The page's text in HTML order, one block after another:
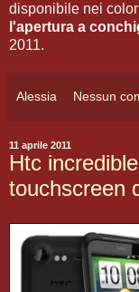
disponibile nei
l'apertura a
2011.
Alessia Nessun
11 aprile 2011
Htc
touchscreen